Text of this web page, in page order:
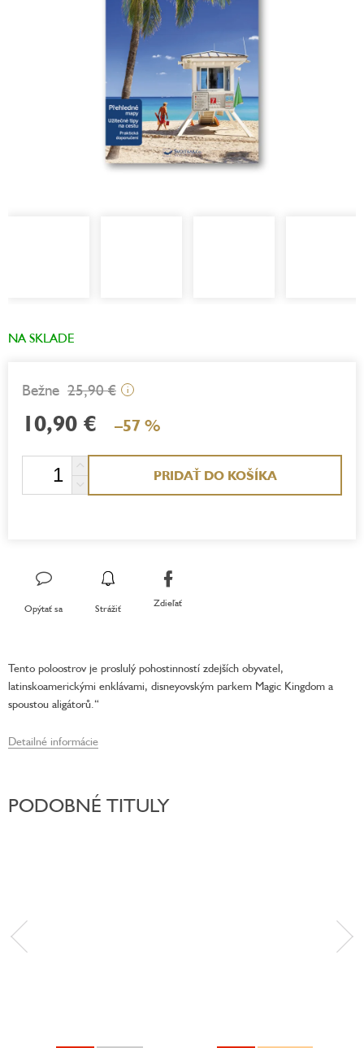
NA SKLADE
25,90 € i
10,90 € –57 %
PRIDAŤ DO KOŠÍKA
Opýtať sa Strážiť Zdieľať
Tento poloostrov je proslulý pohostinností zdejších obyvatel,
latinskoamerickými enklávami, disneyovským parkem Magic Kingdom a
spoustou aligátorů.“
Detailné informácie
PODOBNÉ TITULY